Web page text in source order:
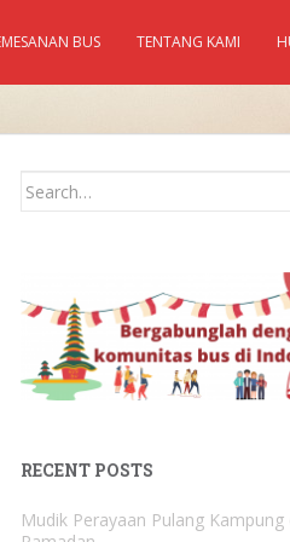
BUS TENTANG KAMI
Search
RECENT POSTS
Mudik Perayaan Pulang Kampung